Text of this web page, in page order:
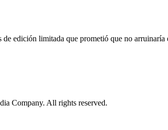
edición limitada que prometió que no arruinaría
Company. All rights reserved.